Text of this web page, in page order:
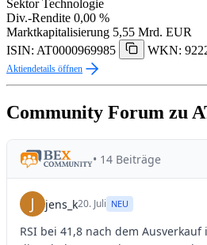
Sektor Technologie
Div.-Rendite 0,00 %
Marktkapitalisierung 5,55 Mrd. EUR
ISIN: AT0000969985
WKN:
Aktiendetails öffnen
Community Forum zu